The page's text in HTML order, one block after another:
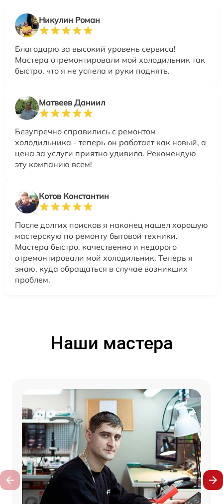
Никулин Роман
Благодарю за высокий уровень сервиса!
Мастера отремонтировали мой холодильник так
быстро, что я не успела и руки поднять.
Матвеев Даниил
Безупречно справились с ремонтом
холодильника - теперь он работает как новый, а
цена за услуги приятно удивила. Рекомендую
эту компанию всем!
Котов Константин
После долгих поисков я наконец нашел хорошую
мастерскую по ремонту бытовой техники.
Мастера быстро, качественно и недорого
отремонтировали мой холодильник. Теперь я
знаю, куда обращаться в случае возникших
проблем.
Наши мастера